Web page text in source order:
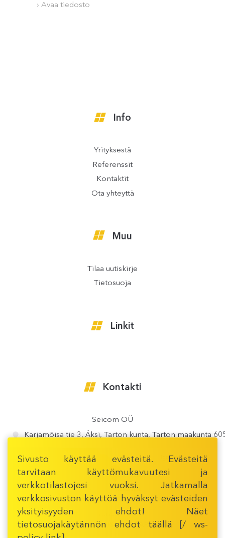
› Avaa tiedosto
Info
Yrityksestä
Referenssit
Kontaktit
Ota yhteyttä
Muu
Tilaa uutiskirje
Tietosuoja
Linkit
Kontakti
Seicom OÜ
Karjamõisa tie 3, Äksi, Tarton kunta, Tarton maakunta
AVAA TÄSMÄLLISEMPI KARTTA
Sivusto käyttää evästeitä. Evästeitä
tarvitaan käyttömukavuutesi ja
verkkotilastojesi vuoksi. Jatkamalla
verkkosivuston käyttöä hyväksyt evästeiden
yksityisyyden ehdot! Näet
tietosuojakäytännön ehdot täällä [/ ws-